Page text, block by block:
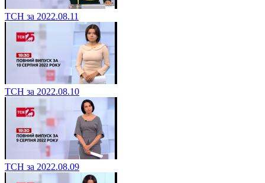
ТСН за 2022.08.11
ТСН за 2022.08.10
ТСН за 2022.08.09